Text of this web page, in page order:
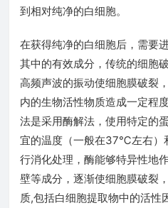
到相对纯净的白细胞。
在获得纯净的白细胞后，需要
其中的有效成分，传统的细胞
高频声波的振动使细胞膜破裂
内的生物活性物质造成一定程
法是采用酶解法，使用特定的
宜的温度（一般在37℃左右）
行消化处理，酶能够特异性地
壁等成分，逐渐使细胞膜破裂
质,包括白细胞提取物中的活性